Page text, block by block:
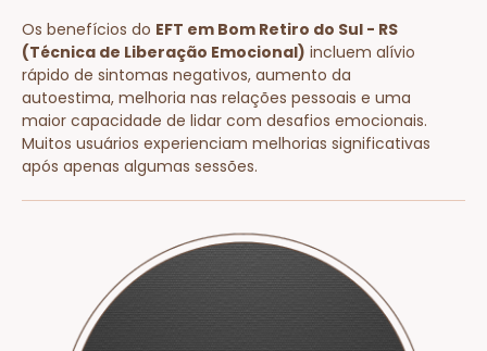
Os benefícios do EFT em Bom Retiro do Sul - RS
(Técnica de Liberação Emocional) incluem alívio
rápido de sintomas negativos, aumento da
autoestima, melhoria nas relações pessoais e uma
maior capacidade de lidar com desafios emocionais.
Muitos usuários experienciam melhorias significativas
após apenas algumas sessões.